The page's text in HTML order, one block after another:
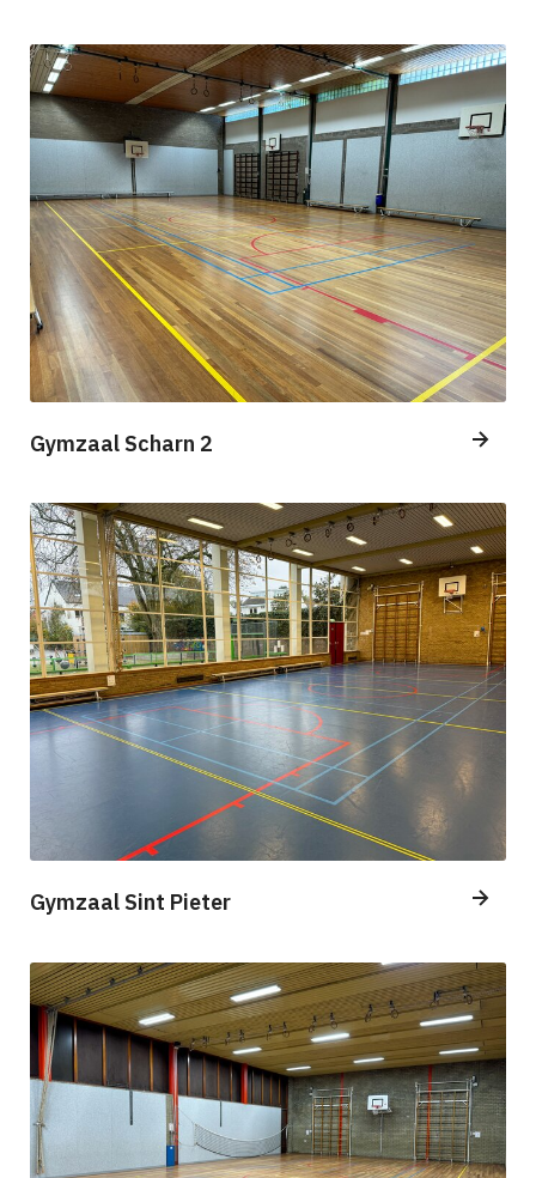
Gymzaal Scharn 2
Gymzaal Sint Pieter